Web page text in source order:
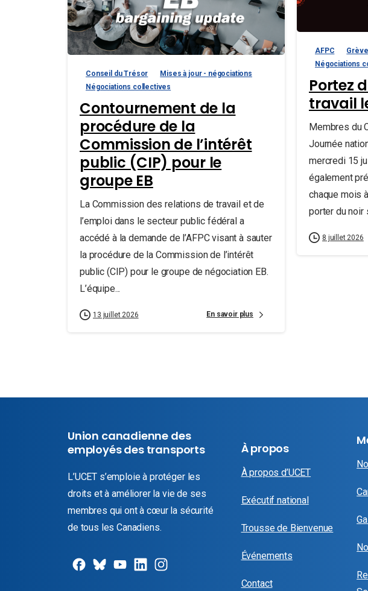
Conseil du Trésor
Mises à jour - négociations
Négociations collectives
Contournement de la
procédure de la
Commission de l’intérêt
public (CIP) pour le
groupe EB
La Commission des relations de travail et de
l’emploi dans le secteur public fédéral a
accédé à la demande de l’AFPC visant à sauter
la procédure de la Commission de l’intérêt
public (CIP) pour le groupe de négociation EB.
L’équipe...
13 juillet 2026 En savoir plus
AFPC
Négociations
Portez
travail
Membres du
Journée
mercredi 15
également
chaque mois
porter du noir
8 juillet 2026
Union canadienne des
employés des transports
L’UCET s’emploie à protéger les
droits et à améliorer la vie de ses
membres qui ont à cœur la sécurité
de tous les Canadiens.
À propos
À propos d’UCET
Exécutif national
Trousse de Bienvenue
Événements
Contact